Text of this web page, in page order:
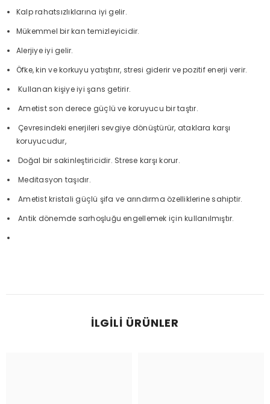
Kalp rahatsızlıklarına iyi gelir.
Mükemmel bir kan temizleyicidir.
Alerjiye iyi gelir.
Öfke, kin ve korkuyu yatıştırır, stresi giderir ve pozitif enerji verir.
Kullanan kişiye iyi şans getirir.
Ametist son derece güçlü ve koruyucu bir taştır.
Çevresindeki enerjileri sevgiye dönüştürür, ataklara karşı
koruyucudur,
Doğal bir sakinleştiricidir. Strese karşı korur.
Meditasyon taşıdır.
Ametist kristali güçlü şifa ve arındırma özelliklerine sahiptir.
Antik dönemde sarhoşluğu engellemek için kullanılmıştır.
İLGILI ÜRÜNLER